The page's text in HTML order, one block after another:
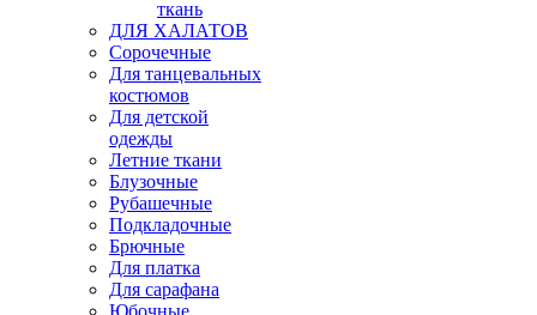
ткань
ДЛЯ ХАЛАТОВ
Сорочечные
Для танцевальных
костюмов
Для детской
одежды
Летние ткани
Блузочные
Рубашечные
Подкладочные
Брючные
Для платка
Для сарафана
Юбочные